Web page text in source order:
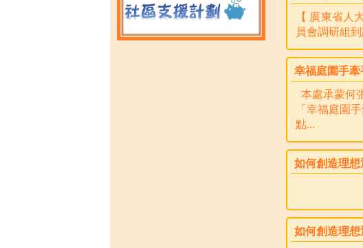
【 廣東省人
員會調研組
幸福庭園手
本處承蒙何
「幸福庭園
點...
如何創造理想
如何創造理想